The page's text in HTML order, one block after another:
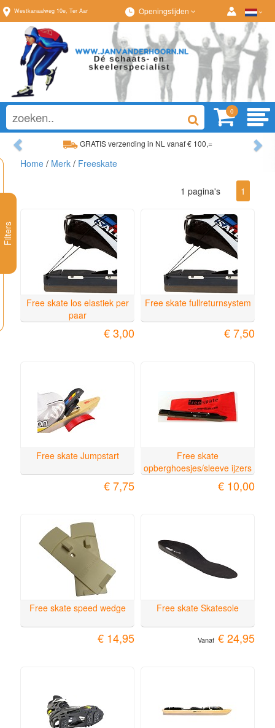
Westkanaalweg 10e, Ter Aar Openingstijden
0
GRATIS verzending in NL vanaf € 100,=
Ruim assortiment, altijd wat naar wens!
Previous
Filters
Home / Merk / Freeskate
1 pagina's 1
Free skate los elastiek per
paar
€ 3,00
Free skate fullreturnsystem
€ 7,50
Free skate Jumpstart
€ 7,75
Free skate
opberghoesjes/sleeve ijzers
€ 10,00
Free skate speed wedge
€ 14,95
Free skate Skatesole
Vanaf € 24,95